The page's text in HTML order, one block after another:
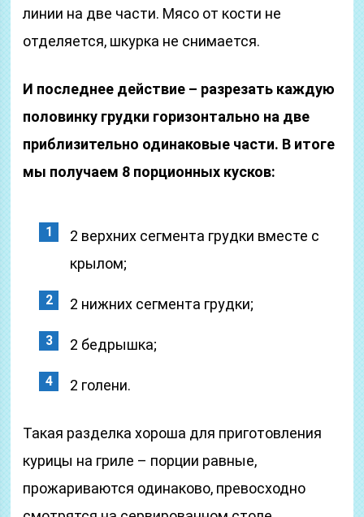
линии на две части. Мясо от кости не
отделяется, шкурка не снимается.
И последнее действие – разрезать каждую
половинку грудки горизонтально на две
приблизительно одинаковые части. В итоге
мы получаем 8 порционных кусков:
2 верхних сегмента грудки вместе с
крылом;
2 нижних сегмента грудки;
2 бедрышка;
2 голени.
Такая разделка хороша для приготовления
курицы на гриле – порции равные,
прожариваются одинаково, превосходно